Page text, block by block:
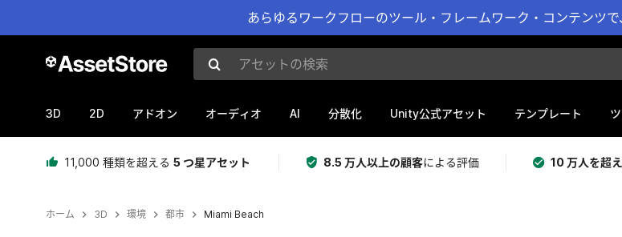
あらゆるワークフローのツール・フレームワーク・コンテンツ
アセットの検索
3D 2D アドオン オーディオ AI 分散化 Unity公式アセット テンプレート
11,000 種類を超える 5 つ星アセット 8.5 万人以上の顧客による評価 10 万人を超
ホーム 3D 環境 都市 Miami Beach